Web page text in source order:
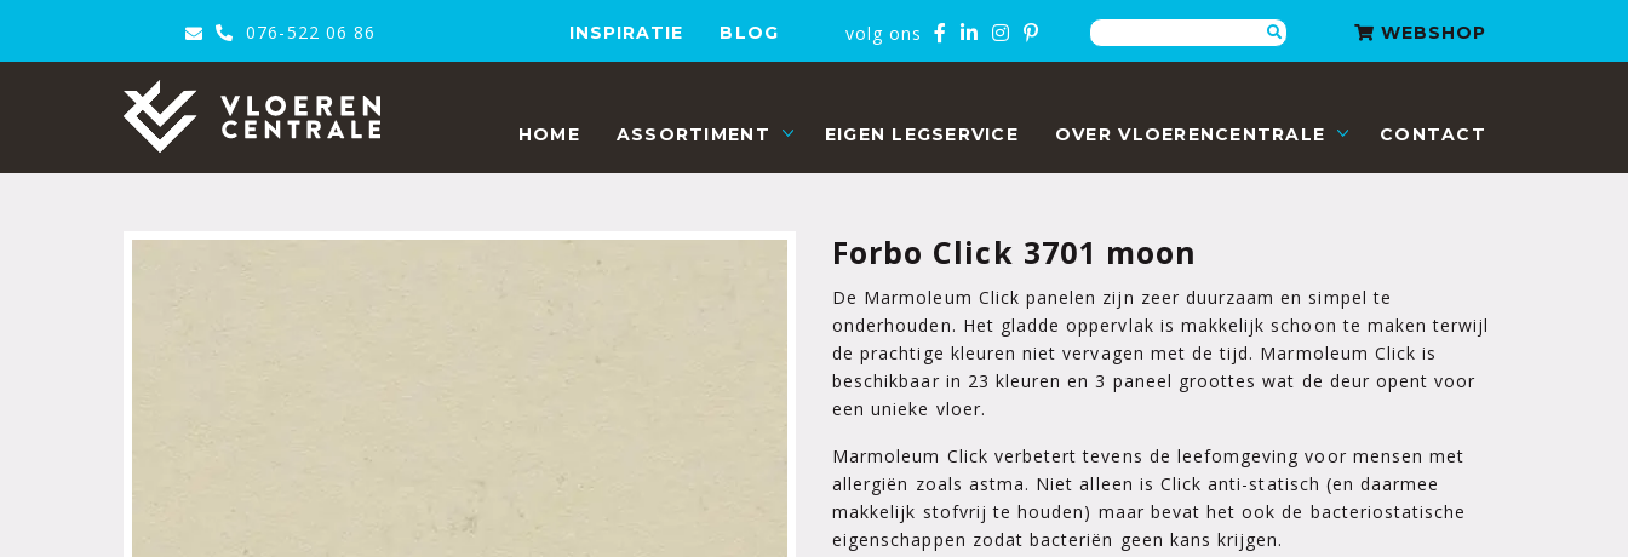
076-522 06 86 INSPIRATIE BLOG volg ons Zoeken WEBSHOP
VloerenCentrale
HOME ASSORTIMENT EIGEN LEGSERVICE OVER VLOERENCENTRALE CONTACT
Forbo Click 3701 moon
De Marmoleum Click panelen zijn zeer duurzaam en simpel te
onderhouden. Het gladde oppervlak is makkelijk schoon te maken terwijl
de prachtige kleuren niet vervagen met de tijd. Marmoleum Click is
beschikbaar in 23 kleuren en 3 paneel groottes wat de deur opent voor
een unieke vloer.
Marmoleum Click verbetert tevens de leefomgeving voor mensen met
allergiën zoals astma. Niet alleen is Click anti-statisch (en daarmee
makkelijk stofvrij te houden) maar bevat het ook de bacteriostatische
eigenschappen zodat bacteriën geen kans krijgen.